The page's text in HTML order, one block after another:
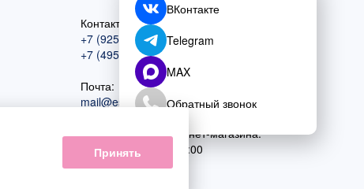
Контактный номер:
+7 (925) 585-74-27
+7 (495) 970-44-75
Почта:
mail@esta-fiesta.ru
Режим работы интернет-магазина:
ПН-ВС с 09:00 до 21:00
ВКонтакте
Telegram
MAX
Обратный звонок
Принять